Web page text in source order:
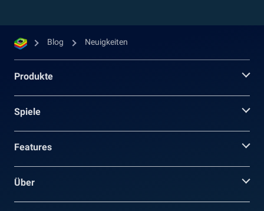
Blog Neuigkeiten
Produkte
Spiele
Features
Über